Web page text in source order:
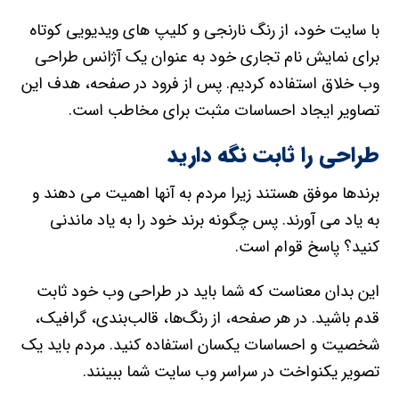
با سایت خود، از رنگ نارنجی و کلیپ های ویدیویی کوتاه
برای نمایش نام تجاری خود به عنوان یک آژانس طراحی
وب خلاق استفاده کردیم. پس از فرود در صفحه، هدف این
تصاویر ایجاد احساسات مثبت برای مخاطب است.
طراحی را ثابت نگه دارید
برندها موفق هستند زیرا مردم به آنها اهمیت می دهند و
به یاد می آورند. پس چگونه برند خود را به یاد ماندنی
کنید؟ پاسخ قوام است.
این بدان معناست که شما باید در طراحی وب خود ثابت
قدم باشید. در هر صفحه، از رنگ‌ها، قالب‌بندی، گرافیک،
شخصیت و احساسات یکسان استفاده کنید. مردم باید یک
تصویر یکنواخت در سراسر وب سایت شما ببینند.